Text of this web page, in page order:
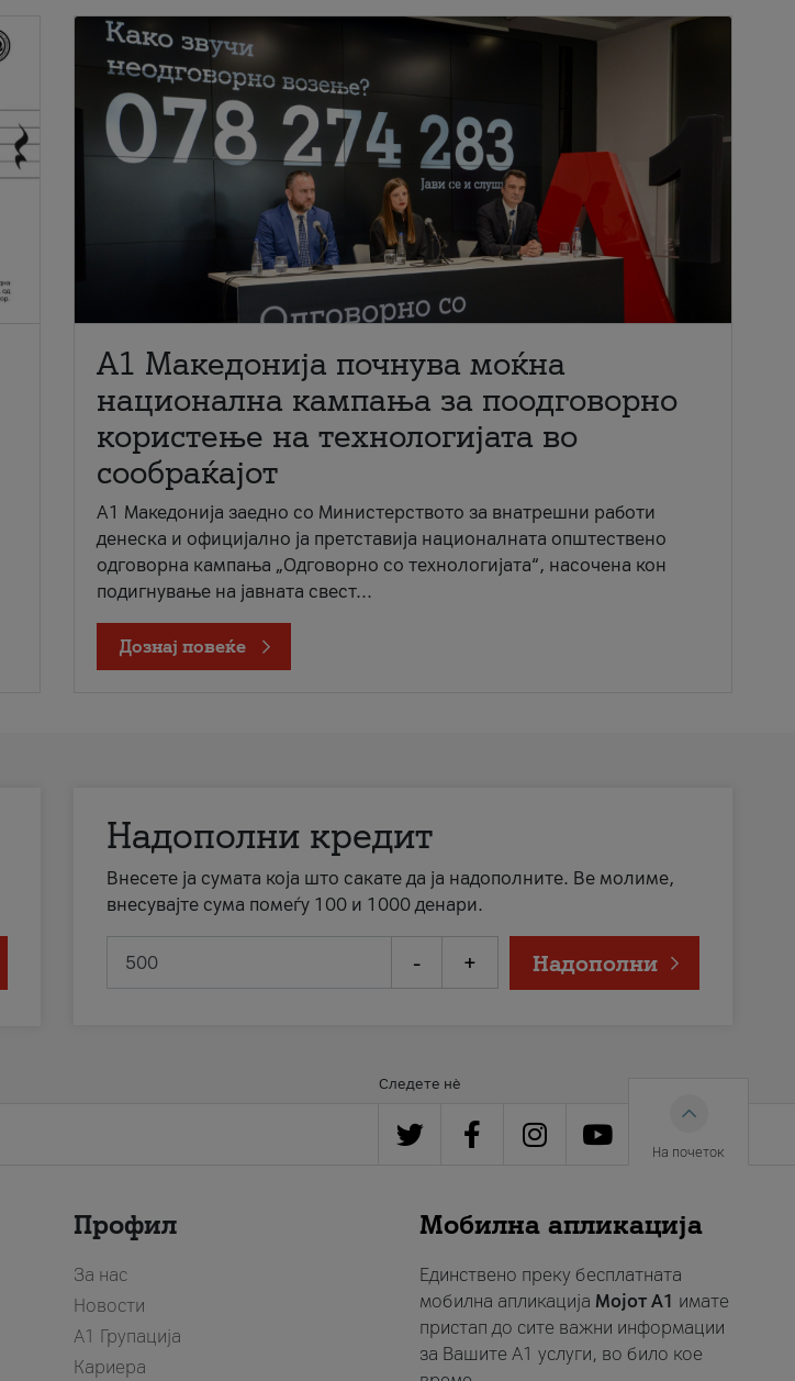
A1 Македонија почнува моќна
национална кампања за поодговорно
користење на технологијата во
сообраќајот
A1 Македонија заедно со Министерството за внатрешни работи
денеска и официјално ја претставија националната општествено
одговорна кампања „Одговорно со технологијата“, насочена кон
подигнување на јавната свест...
Дознај повеќе
Надополни кредит
Внесете ја сумата која што сакате да ја надополните. Ве молиме,
внесувајте сума помеѓу 100 и 1000 денари.
- + Надополни
Следете нè
На почеток
Профил
За нас
Новости
А1 Групација
Кариера
Мобилна апликација
Единствено преку бесплатната
мобилна апликација Мојот A1 имате
пристап до сите важни информации
за Вашите A1 услуги, во било кое